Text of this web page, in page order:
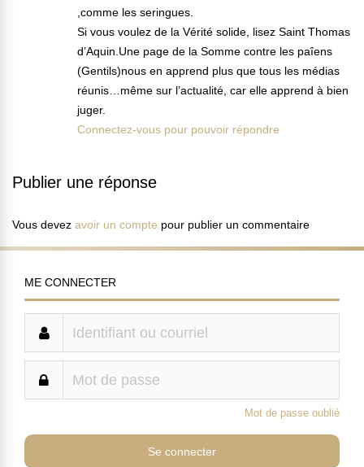
,comme les seringues.
Si vous voulez de la Vérité solide, lisez Saint Thomas
d’Aquin.Une page de la Somme contre les paîens
(Gentils)nous en apprend plus que tous les médias
réunis…même sur l’actualité, car elle apprend à bien
juger.
Connectez-vous pour pouvoir répondre
Publier une réponse
Vous devez avoir un compte pour publier un commentaire
ME CONNECTER
Mot de passe oublié